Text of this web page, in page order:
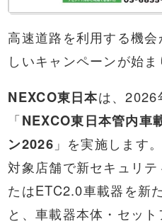
高速道路を利用する機
しいキャンペーンが始ま
NEXCO東日本は、2026
「NEXCO東日本管内車
ン2026 」を実施します
対象店舗で新セキュリ
たはETC2.0車載器を新
と、車載器本体・セッ